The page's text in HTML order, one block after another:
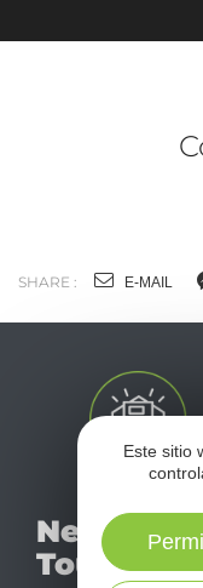
SHARE : E-MAIL
Tourismo
Este sitio